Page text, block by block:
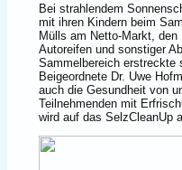
Bei strahlendem
mit ihren Kindern beim
Mülls am Netto-Markt,
Autoreifen und sonstiger
Sammelbereich erstreckte
Beigeordnete Dr. Uwe
auch die Gesundheit von
Teilnehmenden mit
wird auf das SelzCleanUp